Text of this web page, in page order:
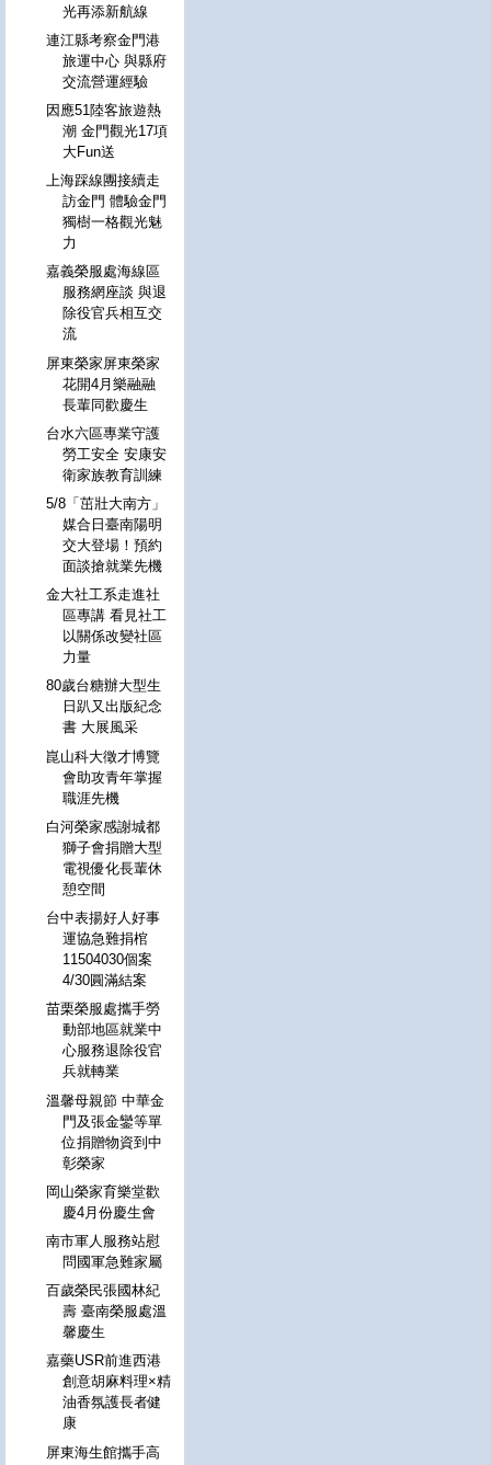
光再添新航線
連江縣考察金門港
旅運中心 與縣府
交流營運經驗
因應51陸客旅遊熱
潮 金門觀光17項
大Fun送
上海踩線團接續走
訪金門 體驗金門
獨樹一格觀光魅
力
嘉義榮服處海線區
服務網座談 與退
除役官兵相互交
流
屏東榮家屏東榮家
花開4月樂融融
長輩同歡慶生
台水六區專業守護
勞工安全 安康安
衛家族教育訓練
5/8「茁壯大南方」
媒合日臺南陽明
交大登場！預約
面談搶就業先機
金大社工系走進社
區專講 看見社工
以關係改變社區
力量
80歲台糖辦大型生
日趴又出版紀念
書 大展風采
崑山科大徵才博覽
會助攻青年掌握
職涯先機
白河榮家感謝城都
獅子會捐贈大型
電視優化長輩休
憩空間
台中表揚好人好事
運協急難捐棺
11504030個案
4/30圓滿結案
苗栗榮服處攜手勞
動部地區就業中
心服務退除役官
兵就轉業
溫馨母親節 中華金
門及張金鑾等單
位捐贈物資到中
彰榮家
岡山榮家育樂堂歡
慶4月份慶生會
南市軍人服務站慰
問國軍急難家屬
百歲榮民張國林紀
壽 臺南榮服處溫
馨慶生
嘉藥USR前進西港
創意胡麻料理×精
油香氛護長者健
康
屏東海生館攜手高